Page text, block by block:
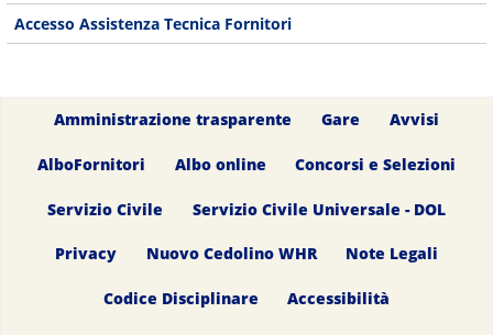
Accesso Assistenza Tecnica Fornitori
Amministrazione trasparente Gare Avvisi
AlboFornitori Albo online Concorsi e Selezioni
Servizio Civile Servizio Civile Universale - DOL
Privacy Nuovo Cedolino WHR Note Legali
Codice Disciplinare Accessibilità